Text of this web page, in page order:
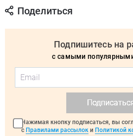
Поделиться
Подпишитесь на
с самыми
Нажимая кнопку подписаться, вы
с Правилами рассылок и Политикой